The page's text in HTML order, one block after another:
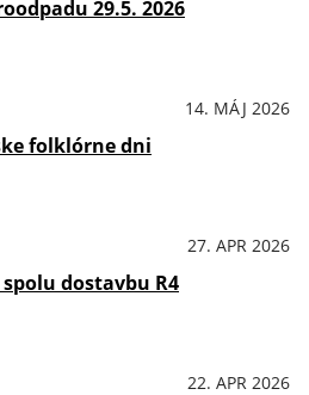
29.5. 2026
14. MÁJ 2026
folklórne dni
27. APR 2026
dostavbu R4
22. APR 2026